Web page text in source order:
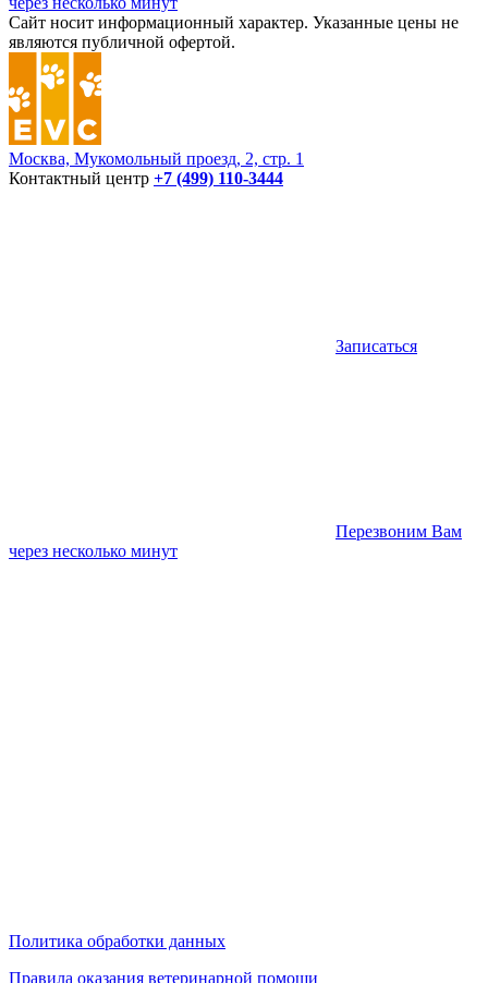
Сайт носит информационный характер. Указанные цены не
являются публичной офертой.
Москва, Мукомольный проезд, 2, стр. 1
Контактный центр +7 (499) 110-3444
Записаться
Перезвоним Вам
через несколько минут
Политика обработки данных
Правила оказания ветеринарной помощи